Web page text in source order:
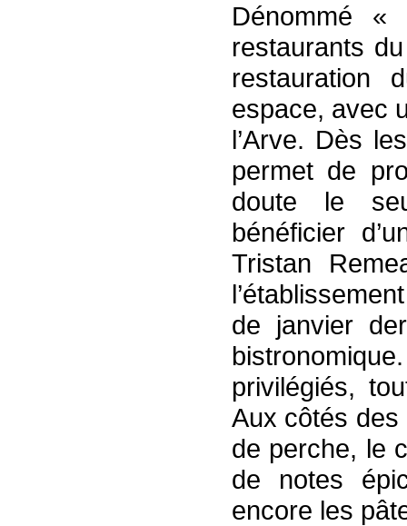
Dénommé
restaurants
restauration
espace, avec
l’Arve. Dès
permet de
doute le
bénéficier
Tristan
de janvier
privilégiés,
Aux côtés des
de perche, le
de notes
encore les